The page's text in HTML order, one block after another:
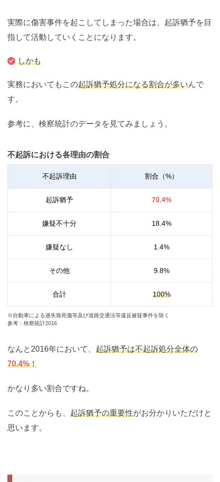
実際に傷害事件を起こしてしまった場合は、起訴猶予を目
指して活動していくことになります。
しかも
実務においてもこの起訴猶予処分になる割合が多いんで
す。
参考に、検察統計のデータを見てみましょう。
不起訴における各理由の割合
不起訴理由 割合（%）
起訴猶予 70.4%
嫌疑不十分 18.4%
嫌疑なし 1.4%
その他 9.8%
合計 100%
※自動車による過失致死傷等及び道路交通法等違反被疑事件を除く
参考：検察統計2016
なんと2016年において、 起訴猶予は不起訴処分全体の
70.4%！
かなり多い割合ですね。
このことからも、 起訴猶予の重要性がお分かりいただけと
思います。